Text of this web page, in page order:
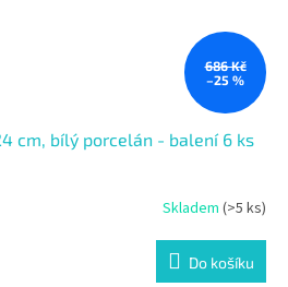
686 Kč
–25 %
cm, bílý porcelán - balení 6 ks
Skladem (>5 ks)
Do košíku